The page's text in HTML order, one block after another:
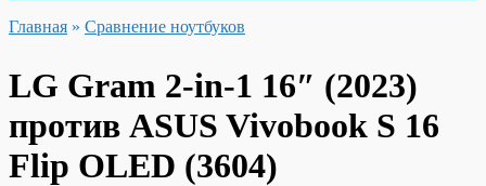
Главная » Сравнение ноутбуков
LG Gram 2-in-1 16″ (2023)
против ASUS Vivobook S 16
Flip OLED (3604)